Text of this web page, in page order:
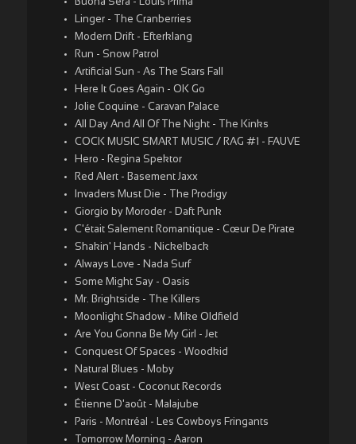
Buona Sera - Louis Prima
Linger - The Cranberries
Modern Drift - Efterklang
Run - Snow Patrol
Artificial Sun - As The Stars Fall
Here It Goes Again - OK Go
Jolie Coquine - Caravan Palace
All Day And All Of The Night - The Kinks
COCK MUSIC SMART MUSIC / RAG #1 - FAUVE
Hero - Regina Spektor
Red Alert - Basement Jaxx
Invaders Must Die - The Prodigy
Giorgio by Moroder - Daft Punk
C'était Salement Romantique - Cœur De Pirate
Shakin' Hands - Nickelback
Always Love - Nada Surf
Some Might Say - Oasis
Mr. Brightside - The Killers
Moonlight Shadow - Mike Oldfield
Are You Gonna Be My Girl - Jet
Conquest Of Spaces - Woodkid
Natural Blues - Moby
West Coast - Coconut Records
Étienne D'août - Malajube
Paris - Montréal - Les Cowboys Fringants
Tomorrow Morning - Aaron